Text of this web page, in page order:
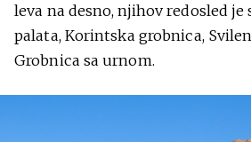
leva na desno, njihov redosled je
palata, Korintska grobnica,
Grobnica sa urnom.